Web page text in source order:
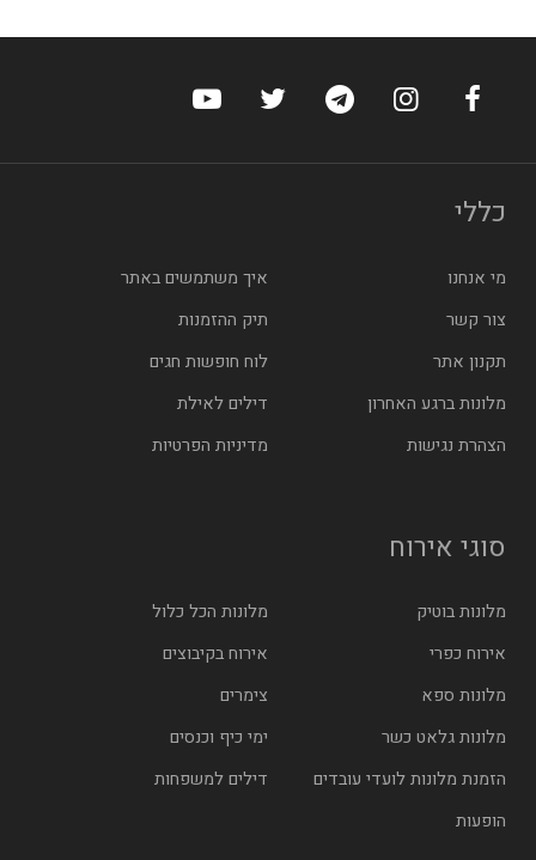
ערוץ הפייסבוק של הוטלס
ערוץ האינסטגרם של הוטלס
ערוץ הטלגרם של הוטלס
ערוץ טוויטר של הוטלס
ערוץ היוטיוב של
כללי
מי אנחנו
איך משתמשים באתר
צור קשר
תיק ההזמנות
תקנון אתר
לוח חופשות חגים
מלונות ברגע האחרון
דילים לאילת
הצהרת נגישות
מדיניות הפרטיות
סוגי אירוח
מלונות בוטיק
מלונות הכל כלול
אירוח כפרי
אירוח בקיבוצים
מלונות ספא
צימרים
מלונות גלאט כשר
ימי כיף וכנסים
הזמנת מלונות לועדי עובדים
דילים למשפחות
הופעות